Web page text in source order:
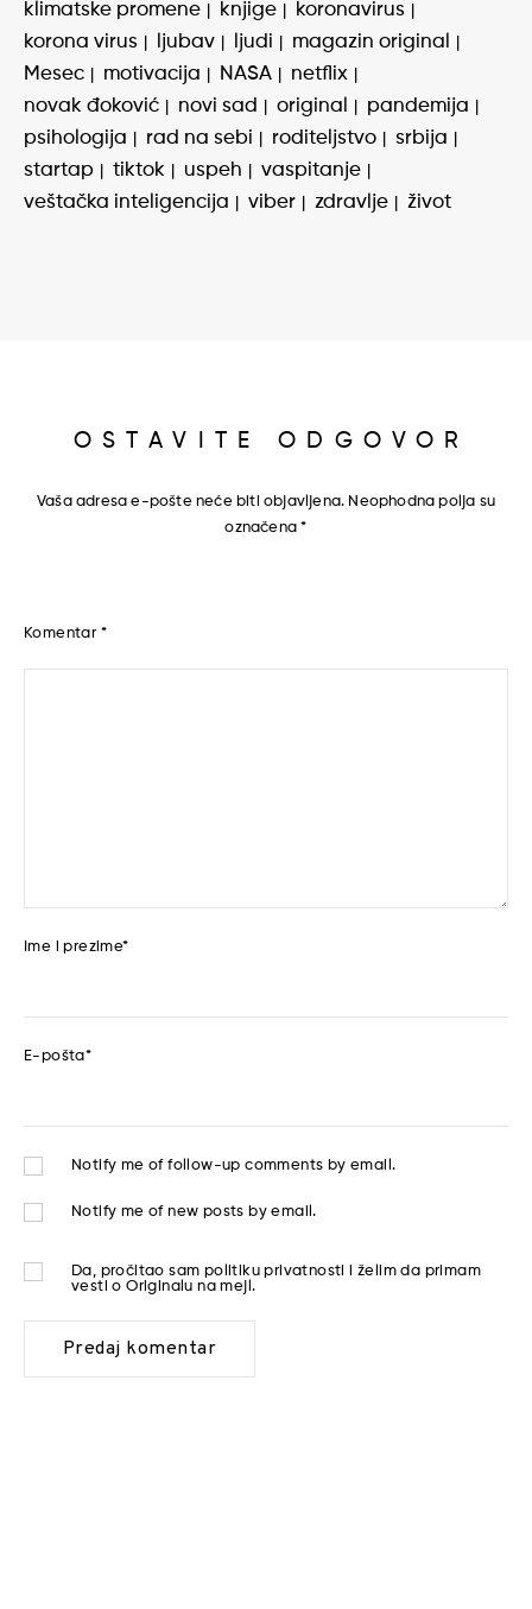
klimatske promene
knjige
koronavirus
korona virus
ljubav ljudi
magazin original
Mesec
motivacija NASA
netflix
novak đoković
novi sad original
pandemija
psihologija
rad na sebi roditeljstvo
srbija
startap
tiktok uspeh
vaspitanje
veštačka inteligencija
viber zdravlje život
OSTAVITE ODGOVOR
Vaša adresa e-pošte neće biti objavljena. Neophodna polja su
označena*
Komentar *
Ime i prezime*
E-pošta*
Notify me of follow-up comments by email.
Notify me of new posts by email.
Da, pročitao sam politiku privatnosti
i želim da primam
vesti o Originalu na mejl.